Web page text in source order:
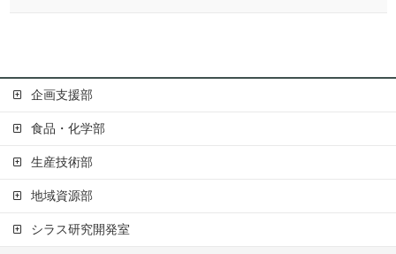
企画支援部
食品・化学部
生産技術部
地域資源部
シラス研究開発室